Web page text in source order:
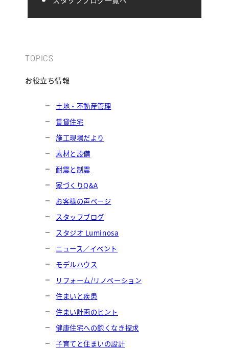
TOPICS
お役立ち情報
土地・不動産管理
賃貸住宅
施工現場だより
素材と設備
耐震と制震
家づくりQ&A
お客様の声ページ
スタッフブログ
スタジオ Luminosa
ニュース／イベント
モデルハウス
リフォーム/リノベーション
住まいと疾患
住まい計画のヒント
健康住宅への飽くなき探求
子育てと住まいの設計